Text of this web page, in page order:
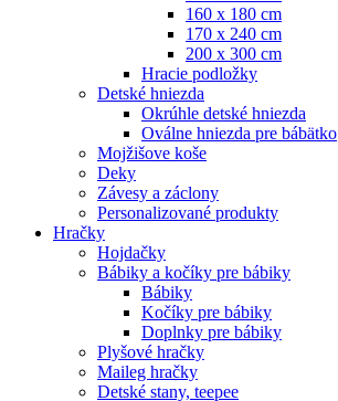
160 x 180 cm
170 x 240 cm
200 x 300 cm
Hracie podložky
Detské hniezda
Okrúhle detské hniezda
Oválne hniezda pre bábätko
Mojžišove koše
Deky
Závesy a záclony
Personalizované produkty
Hračky
Hojdačky
Bábiky a kočíky pre bábiky
Bábiky
Kočíky pre bábiky
Doplnky pre bábiky
Plyšové hračky
Maileg hračky
Detské stany, teepee